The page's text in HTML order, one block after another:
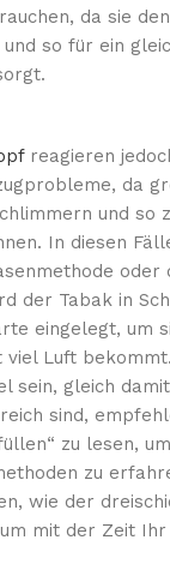
da sie
so für ein
reagieren
da
und so
In diesen
oder
der Tabak in
eingelegt, um
viel Luft
sein, gleich
sind,
zu lesen,
zu
wie der
mit der Zeit